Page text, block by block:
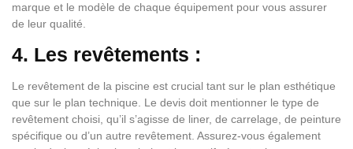
marque et le modèle de chaque équipement pour vous assurer
de leur qualité.
4. Les revêtements :
Le revêtement de la piscine est crucial tant sur le plan esthétique
que sur le plan technique. Le devis doit mentionner le type de
revêtement choisi, qu’il s’agisse de liner, de carrelage, de peinture
spécifique ou d’un autre revêtement. Assurez-vous également